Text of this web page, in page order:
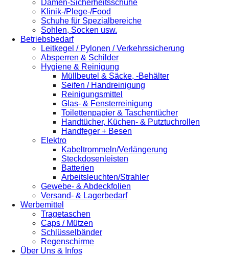
Damen-Sicherheitsschuhe
Klinik-/Plege-/Food
Schuhe für Spezialbereiche
Sohlen, Socken usw.
Betriebsbedarf
Leitkegel / Pylonen / Verkehrssicherung
Absperren & Schilder
Hygiene & Reinigung
Müllbeutel & Säcke, -Behälter
Seifen / Handreinigung
Reinigungsmittel
Glas- & Fensterreinigung
Toilettenpapier & Taschentücher
Handtücher, Küchen- & Putztuchrollen
Handfeger + Besen
Elektro
Kabeltrommeln/Verlängerung
Steckdosenleisten
Batterien
Arbeitsleuchten/Strahler
Gewebe- & Abdeckfolien
Versand- & Lagerbedarf
Werbemittel
Tragetaschen
Caps / Mützen
Schlüsselbänder
Regenschirme
Über Uns & Infos